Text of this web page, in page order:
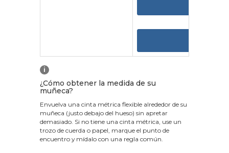
i
¿Cómo obtener la medida de su
muñeca?
Envuelva una cinta métrica flexible alrededor de su
muñeca (justo debajo del hueso) sin apretar
demasiado. Si no tiene una cinta métrica, use un
trozo de cuerda o papel, marque el punto de
encuentro y mídalo con una regla común.